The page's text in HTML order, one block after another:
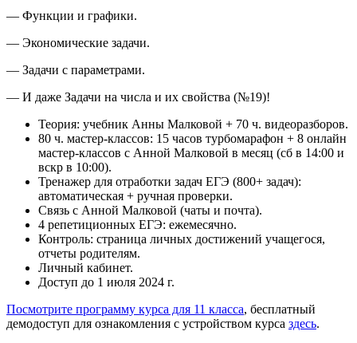
— Функции и графики.
— Экономические задачи.
— Задачи с параметрами.
— И даже Задачи на числа и их свойства (№19)!
Теория: учебник Анны Малковой + 70 ч. видеоразборов.
80 ч. мастер-классов: 15 часов турбомарафон + 8 онлайн
мастер-классов с Анной Малковой в месяц (сб в 14:00 и
вскр в 10:00).
Тренажер для отработки задач ЕГЭ (800+ задач):
автоматическая + ручная проверки.
Связь с Анной Малковой (чаты и почта).
4 репетиционных ЕГЭ: ежемесячно.
Контроль: страница личных достижений учащегося,
отчеты родителям.
Личный кабинет.
Доступ до 1 июля 2024 г.
Посмотрите программу курса для 11 класса, бесплатный
демодоступ для ознакомления с устройством курса здесь.